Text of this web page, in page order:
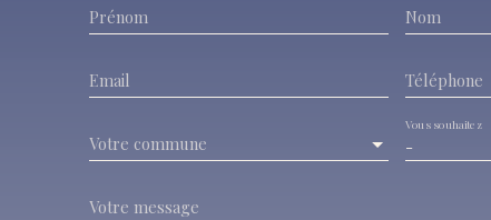
Prénom Nom
Email Téléphone
Votre commune -
Vous souhaitez
Votre message